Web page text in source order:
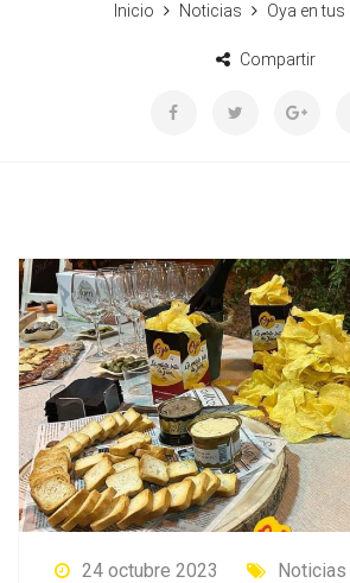
Inicio Noticias Oya en tus
Compartir
24 octubre 2023
Noticias